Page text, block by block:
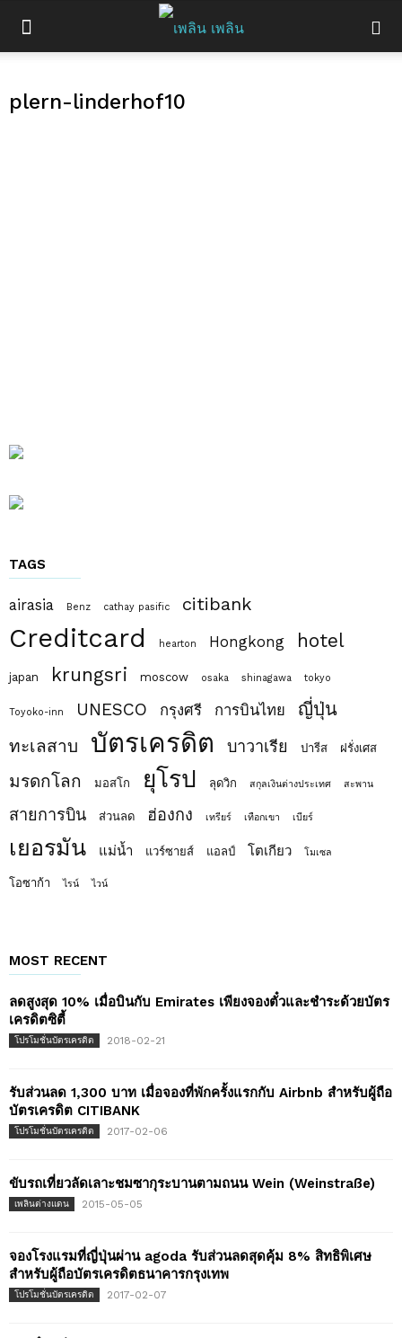
plern-linderhof10
TAGS
airasia Benz cathay pasific citibank
Creditcard hearton Hongkong hotel
japan krungsri moscow osaka shinagawa tokyo
Toyoko-inn UNESCO กรุงศรี การบินไทย ญี่ปุ่น
ทะเลสาบ บัตรเครดิต บาวาเรีย ปารีส ฝรั่งเศส
มรดกโลก มอสโก ยุโรป ลุดวิก สกุลเงินต่างประเทศ สะพาน
สายการบิน ส่วนลด ฮ่องกง เทรียร์ เทือกเขา เบียร์
เยอรมัน แม่น้ำ แวร์ซายส์ แอลป์ โตเกียว โมเซล
โอซาก้า ไรน์ ไวน์
MOST RECENT
ลดสูงสุด 10% เมื่อบินกับ Emirates เพียงจองตั๋วและชำระด้วยบัตร
เครดิตซิตี้
โปรโมชั่นบัตรเครดิต 2018-02-21
รับส่วนลด 1,300 บาท เมื่อจองที่พักครั้งแรกกับ Airbnb สำหรับผู้ถือ
บัตรเครดิต CITIBANK
โปรโมชั่นบัตรเครดิต 2017-02-06
ขับรถเที่ยวลัดเลาะชมซากุระบานตามถนน Wein (Weinstraße)
เพลินต่างแดน 2015-05-05
จองโรงแรมที่ญี่ปุ่นผ่าน agoda รับส่วนลดสุดคุ้ม 8% สิทธิพิเศษ
สำหรับผู้ถือบัตรเครดิตธนาคารกรุงเทพ
โปรโมชั่นบัตรเครดิต 2017-02-07